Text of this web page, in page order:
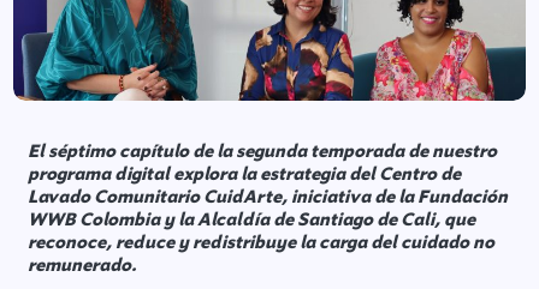
El séptimo capítulo de la segunda temporada de nuestro
programa digital explora la estrategia del Centro de
Lavado Comunitario CuidArte, iniciativa de la Fundación
WWB Colombia y la Alcaldía de Santiago de Cali, que
reconoce, reduce y redistribuye la carga del cuidado no
remunerado.